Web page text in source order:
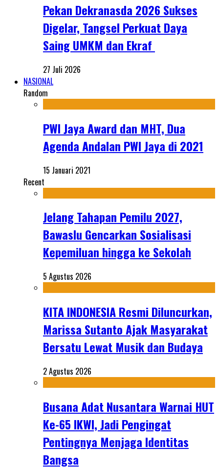
Pekan Dekranasda 2026 Sukses
Digelar, Tangsel Perkuat Daya
Saing UMKM dan Ekraf
27 Juli 2026
NASIONAL
Random
PWI Jaya Award dan MHT, Dua
Agenda Andalan PWI Jaya di 2021
15 Januari 2021
Recent
Jelang Tahapan Pemilu 2027,
Bawaslu Gencarkan Sosialisasi
Kepemiluan hingga ke Sekolah
5 Agustus 2026
KITA INDONESIA Resmi Diluncurkan,
Marissa Sutanto Ajak Masyarakat
Bersatu Lewat Musik dan Budaya
2 Agustus 2026
Busana Adat Nusantara Warnai HUT
Ke-65 IKWI, Jadi Pengingat
Pentingnya Menjaga Identitas
Bangsa